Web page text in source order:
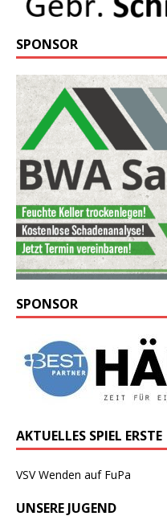
SPONSOR
SPONSOR
AKTUELLES SPIEL ERSTE
VSV Wenden auf FuPa
UNSERE JUGEND